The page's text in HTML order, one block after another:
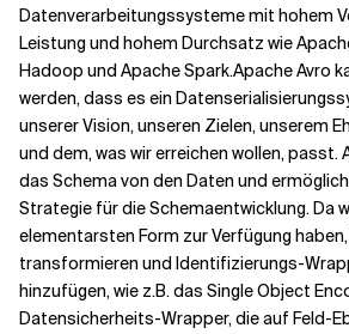
Datenverarbeitungssysteme mit hohem
Leistung und hohem Durchsatz wie
Hadoop und Apache Spark.Apache Avro
werden, dass es ein
unserer Vision, unseren Zielen, unserem
und dem, was wir erreichen wollen, passt.
das Schema von den Daten und
Strategie für die Schemaentwicklung. Da
elementarsten Form zur Verfügung
transformieren und Identifizierungs-
hinzufügen, wie z.B. das Single Object
Datensicherheits-Wrapper, die auf Feld-